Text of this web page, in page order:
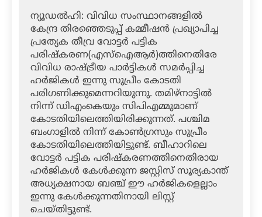
ന്യൂഡല്‍ഹി: വിവിധ സംസ്ഥാനങ്ങളില്‍
കേന്ദ്ര തിരഞ്ഞെടുപ്പ് കമ്മീഷന്‍ പ്രഖ്യാപിച്ച
പ്രത്യേക തീവ്ര വോട്ടര്‍ പട്ടിക
പരിഷ്‌കരണ(എസ്‌ഐആര്‍)ത്തിനെതിരേ
വിവിധ രാഷ്ട്രീയ പാര്‍ട്ടികള്‍ സമര്‍പ്പിച്ച
ഹര്‍ജികള്‍ ഇന്നു സുപ്രീം കോടതി
പരിഗണിക്കുമെന്നറിയുന്നു. തമിഴ്‌നാട്ടില്‍
നിന്ന് ഡിഎംകെയും സിപിഎമ്മുമാണ്
കോടതിയിലെത്തിയിരിക്കുന്നത്. പശ്ചിമ
ബംഗാളില്‍ നിന്ന് കോണ്‍ഗ്രസും സുപ്രീം
കോടതിയിലെത്തിയിട്ടുണ്ട്. ബീഹാറിലെ
വോട്ടര്‍ പട്ടിക പരിഷ്‌കരണത്തിനെതിരായ
ഹര്‍ജികള്‍ കേള്‍ക്കുന്ന ജസ്റ്റിസ് സൂര്യകാന്ത്
അധ്യക്ഷനായ ബഞ്ച് ഈ ഹര്‍ജികളെല്ലാം
ഇന്നു കേള്‍ക്കുന്നതിനായി ലിസ്റ്റ്
ചെയ്തിട്ടുണ്ട്.